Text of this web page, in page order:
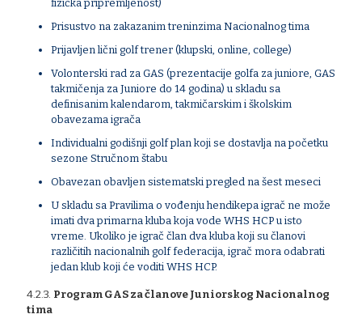
fizička pripremljenost)
Prisustvo na zakazanim treninzima Nacionalnog tima
Prijavljen lični golf trener (klupski, online, college)
Volonterski rad za GAS (prezentacije golfa za juniore, GAS
takmičenja za Juniore do 14 godina) u skladu sa
definisanim kalendarom, takmičarskim i školskim
obavezama igrača
Individualni godišnji golf plan koji se dostavlja na početku
sezone Stručnom štabu
Obavezan obavljen sistematski pregled na šest meseci
U skladu sa Pravilima o vođenju hendikepa igrač ne može
imati dva primarna kluba koja vode WHS HCP u isto
vreme. Ukoliko je igrač član dva kluba koji su članovi
različitih nacionalnih golf federacija, igrač mora odabrati
jedan klub koji će voditi WHS HCP.
4.2.3. Program GAS za članove Juniorskog Nacionalnog
tima